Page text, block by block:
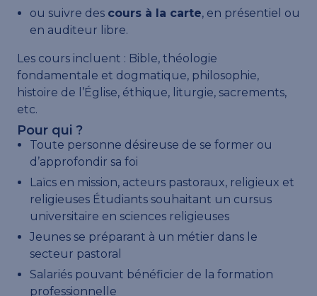
ou suivre des cours à la carte, en présentiel ou
en auditeur libre.
Les cours incluent : Bible, théologie
fondamentale et dogmatique, philosophie,
histoire de l’Église, éthique, liturgie, sacrements,
etc.
Pour qui ?
Toute personne désireuse de se former ou
d’approfondir sa foi
Laïcs en mission, acteurs pastoraux, religieux et
religieuses Étudiants souhaitant un cursus
universitaire en sciences religieuses
Jeunes se préparant à un métier dans le
secteur pastoral
Salariés pouvant bénéficier de la formation
professionnelle